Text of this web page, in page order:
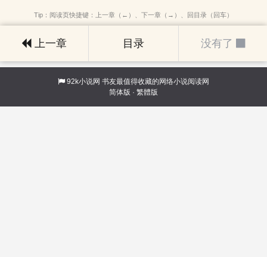
Tip：阅读页快捷键：上一章（←）、下一章（→）、回目录（回车）
上一章 目录 没有了
92k小说网 书友最值得收藏的网络小说阅读网
简体版 · 繁體版